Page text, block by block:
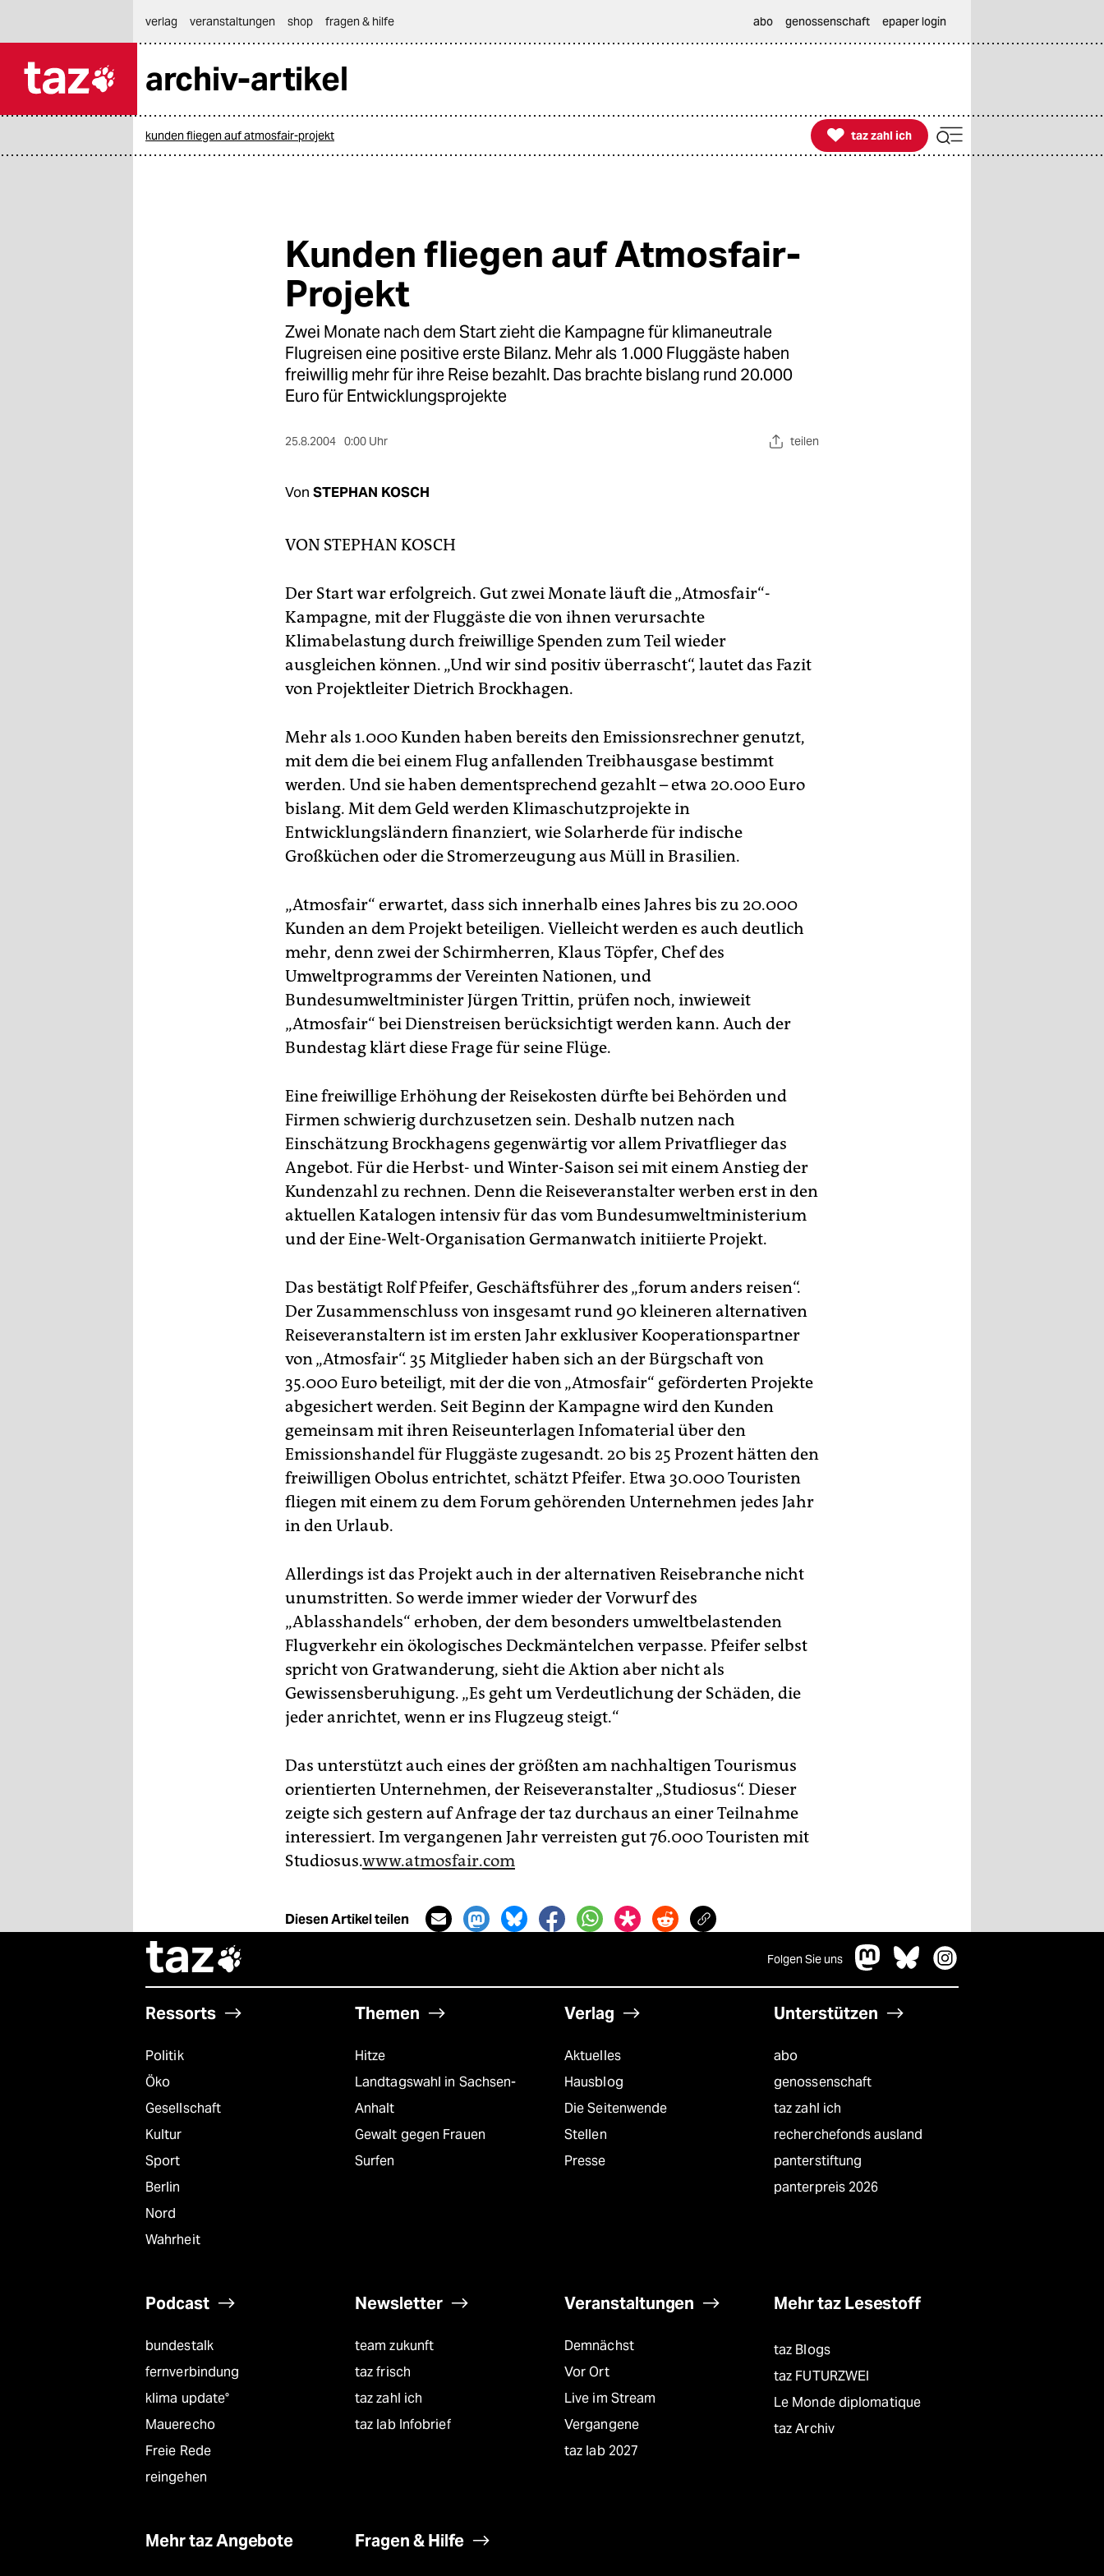
themen
verlag
veranstaltungen shop fragen & hilfe abo genossenschaft epaper login
archiv-artikel
kunden fliegen auf atmosfair-projekt 
taz zahl ich
taz zahl ich
Kunden fliegen auf Atmosfair-
Projekt
Zwei Monate nach dem Start zieht die Kampagne für klimaneutrale
Flugreisen eine positive erste Bilanz. Mehr als 1.000 Fluggäste haben
freiwillig mehr für ihre Reise bezahlt. Das brachte bislang rund 20.000
Euro für Entwicklungsprojekte
25.8.2004 0:00 Uhr teilen
Von STEPHAN KOSCH
VON STEPHAN KOSCH
Der Start war erfolgreich. Gut zwei Monate läuft die „Atmosfair“-
Kampagne, mit der Fluggäste die von ihnen verursachte
Klimabelastung durch freiwillige Spenden zum Teil wieder
ausgleichen können. „Und wir sind positiv überrascht“, lautet das Fazit
von Projektleiter Dietrich Brockhagen.
Mehr als 1.000 Kunden haben bereits den Emissionsrechner genutzt,
mit dem die bei einem Flug anfallenden Treibhausgase bestimmt
werden. Und sie haben dementsprechend gezahlt – etwa 20.000 Euro
bislang. Mit dem Geld werden Klimaschutzprojekte in
Entwicklungsländern finanziert, wie Solarherde für indische
Großküchen oder die Stromerzeugung aus Müll in Brasilien.
„Atmosfair“ erwartet, dass sich innerhalb eines Jahres bis zu 20.000
Kunden an dem Projekt beteiligen. Vielleicht werden es auch deutlich
mehr, denn zwei der Schirmherren, Klaus Töpfer, Chef des
Umweltprogramms der Vereinten Nationen, und
Bundesumweltminister Jürgen Trittin, prüfen noch, inwieweit
„Atmosfair“ bei Dienstreisen berücksichtigt werden kann. Auch der
Bundestag klärt diese Frage für seine Flüge.
Eine freiwillige Erhöhung der Reisekosten dürfte bei Behörden und
Firmen schwierig durchzusetzen sein. Deshalb nutzen nach
Einschätzung Brockhagens gegenwärtig vor allem Privatflieger das
Angebot. Für die Herbst- und Winter-Saison sei mit einem Anstieg der
Kundenzahl zu rechnen. Denn die Reiseveranstalter werben erst in den
aktuellen Katalogen intensiv für das vom Bundesumweltministerium
und der Eine-Welt-Organisation Germanwatch initiierte Projekt.
Das bestätigt Rolf Pfeifer, Geschäftsführer des „forum anders reisen“.
Der Zusammenschluss von insgesamt rund 90 kleineren alternativen
Reiseveranstaltern ist im ersten Jahr exklusiver Kooperationspartner
von „Atmosfair“. 35 Mitglieder haben sich an der Bürgschaft von
35.000 Euro beteiligt, mit der die von „Atmosfair“ geförderten Projekte
abgesichert werden. Seit Beginn der Kampagne wird den Kunden
gemeinsam mit ihren Reiseunterlagen Infomaterial über den
Emissionshandel für Fluggäste zugesandt. 20 bis 25 Prozent hätten den
freiwilligen Obolus entrichtet, schätzt Pfeifer. Etwa 30.000 Touristen
fliegen mit einem zu dem Forum gehörenden Unternehmen jedes Jahr
in den Urlaub.
Allerdings ist das Projekt auch in der alternativen Reisebranche nicht
unumstritten. So werde immer wieder der Vorwurf des
„Ablasshandels“ erhoben, der dem besonders umweltbelastenden
Flugverkehr ein ökologisches Deckmäntelchen verpasse. Pfeifer selbst
spricht von Gratwanderung, sieht die Aktion aber nicht als
Gewissensberuhigung. „Es geht um Verdeutlichung der Schäden, die
jeder anrichtet, wenn er ins Flugzeug steigt.“
Das unterstützt auch eines der größten am nachhaltigen Tourismus
orientierten Unternehmen, der Reiseveranstalter „Studiosus“. Dieser
zeigte sich gestern auf Anfrage der taz durchaus an einer Teilnahme
interessiert. Im vergangenen Jahr verreisten gut 76.000 Touristen mit
Studiosus.www.atmosfair.com
Diesen Artikel teilen
taz Folgen Sie uns
Ressorts
Politik
Öko
Gesellschaft
Kultur
Sport
Berlin
Nord
Wahrheit
Themen
Hitze
Landtagswahl in Sachsen-
Anhalt
Gewalt gegen Frauen
Surfen
Verlag
Aktuelles
Hausblog
Die Seitenwende
Stellen
Presse
Unterstützen
abo
genossenschaft
taz zahl ich
recherchefonds ausland
panterstiftung
panterpreis 2026
Podcast
bundestalk
fernverbindung
klima update°
Mauerecho
Freie Rede
reingehen
Newsletter
team zukunft
taz frisch
taz zahl ich
taz lab Infobrief
Veranstaltungen
Demnächst
Vor Ort
Live im Stream
Vergangene
taz lab 2027
Mehr taz Lesestoff
taz Blogs
taz FUTURZWEI
Le Monde diplomatique
taz Archiv
Mehr taz Angebote Fragen & Hilfe